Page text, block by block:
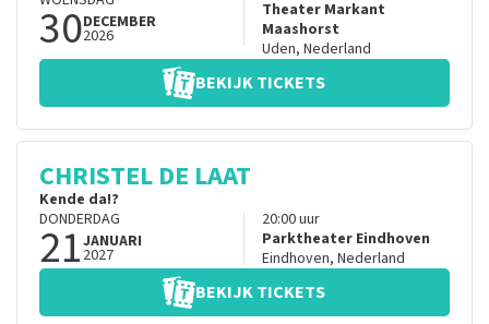
30DECEMBER
2026
Theater Markant
Maashorst
Uden, Nederland
BEKIJK TICKETS
CHRISTEL DE LAAT
Kende da!?
DONDERDAG
21JANUARI
2027
20:00uur
Parktheater Eindhoven
Eindhoven, Nederland
BEKIJK TICKETS